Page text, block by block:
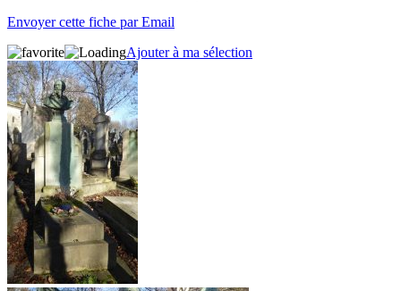
Envoyer cette fiche par Email
Ajouter à ma sélection